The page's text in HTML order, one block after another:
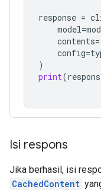
response =
model=
contents=
config=
)
print(
Isi respons
Jika berhasil, isi
CachedContent